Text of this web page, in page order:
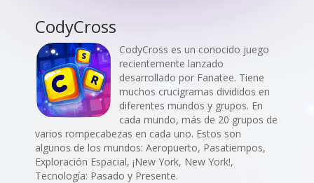
CodyCross
CodyCross es un conocido juego
recientemente lanzado
desarrollado por Fanatee. Tiene
muchos crucigramas divididos en
diferentes mundos y grupos. En
cada mundo, más de 20 grupos de
varios rompecabezas en cada uno. Estos son
algunos de los mundos: Aeropuerto, Pasatiempos,
Exploración Espacial, ¡New York, New York!,
Tecnología: Pasado y Presente.